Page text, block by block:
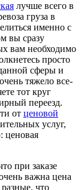
лучше всего в
груза в
именно с
вы сразу
вам необходимо
просто
сферы и
тяжело все-
тот круг
переезд.
от ценовой
услуг,
ценовая
при заказе
важна цена
что